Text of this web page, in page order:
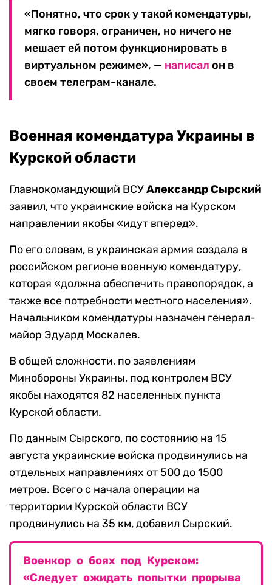
«Понятно, что срок у такой комендатуры,
мягко говоря, ограничен, но ничего не
мешает ей потом функционировать в
виртуальном режиме», — написал он в
своем телеграм-канале.
Военная комендатура Украины в
Курской области
Главнокомандующий ВСУАлександр Сырский
заявил, что украинские войска на Курском
направлении якобы «идут вперед».
По его словам, в украинская армия создала в
российском регионе военную комендатуру,
которая «должна обеспечить правопорядок, а
также все потребности местного населения».
Начальником комендатуры назначен генерал-
майор Эдуард Москалев.
В общей сложности, по заявлениям
Минобороны Украины, под контролем ВСУ
якобы находятся 82 населенных пункта
Курской области.
По данным Сырского, по состоянию на 15
августа украинские войска продвинулись на
отдельных направлениях от 500 до 1500
метров. Всего с начала операции на
территории Курской области ВСУ
продвинулись на 35 км, добавил Сырский.
Военкор о боях под Курском:
«Следует ожидать попытки прорыва